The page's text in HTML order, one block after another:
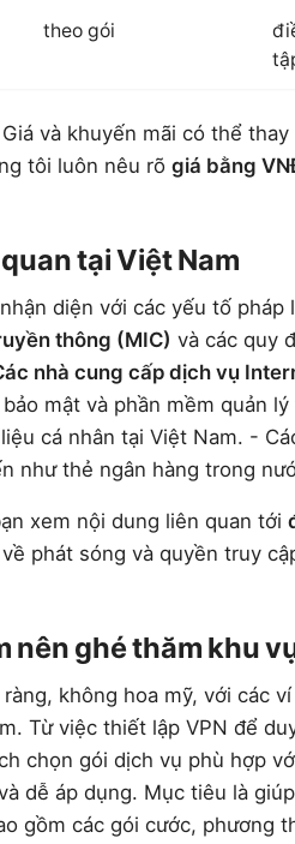
theo gói
và khuyến mãi có thể
tôi luôn nêu rõ giá bằng
tại Việt Nam
diện với các yếu tố pháp
thông (MIC) và các quy
nhà cung cấp dịch vụ
mật và phần mềm quản
cá nhân tại Việt Nam. -
như thẻ ngân hàng trong
xem nội dung liên quan tới
phát sóng và quyền truy
nên ghé thăm khu
không hoa mỹ, với các
Từ việc thiết lập VPN để
chọn gói dịch vụ phù hợp
dễ áp dụng. Mục tiêu là
gồm các gói cước, phương